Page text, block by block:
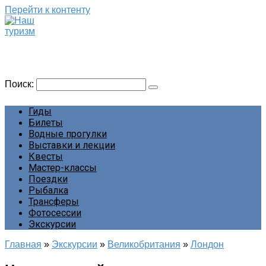
Перейти к контенту
Поиск:
Гиды
Билеты
Водные прогулки
Выставки и лекции
Квесты
Мастер-классы
Поездки
Рыбалка
Трансферы
Фотосессии
Экскурсии
Главная » Экскурсии » Великобритания » Лондон